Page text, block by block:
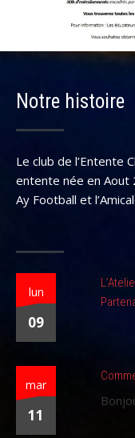
Notre histoire
Le club de l’Entente
entente née en Aout
Ay Football et
lun
09
mar
11